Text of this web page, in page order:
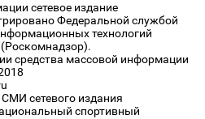
сетевое издание
Федеральной службой
технологий
средства массовой информации
сетевого издания
спортивный